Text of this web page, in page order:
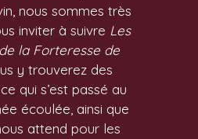
nous sommes très
inviter à suivre Les
la Forteresse de
y trouverez des
qui s’est passé au
écoulée, ainsi que
attend pour les